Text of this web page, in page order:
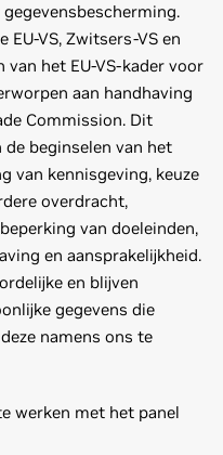
EU-VS, Zwitsers-VS en
het EU-VS-kader voor
aan handhaving
Commission. Dit
beginselen van het
van kennisgeving, keuze
overdracht,
van doeleinden,
en aansprakelijkheid.
en blijven
gegevens die
namens ons te
werken met het panel